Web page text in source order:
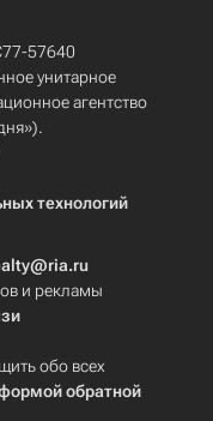
57640
унитарное
агентство
технологий
и рекламы
обо всех
обратной